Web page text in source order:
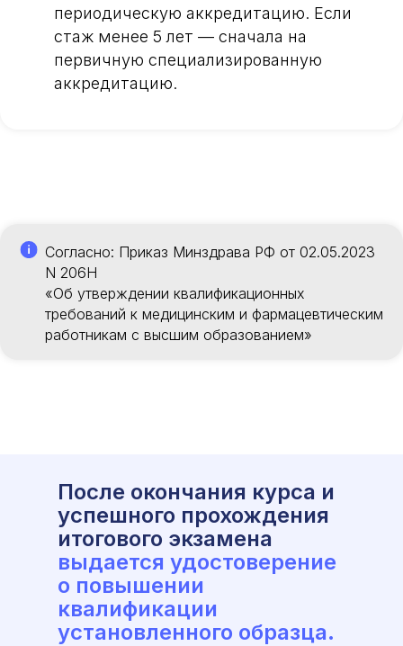
периодическую аккредитацию. Если
стаж менее 5 лет — сначала на
первичную специализированную
аккредитацию.
Согласно: Приказ Минздрава РФ от 02.05.2023
N 206Н
«Об утверждении квалификационных
требований к медицинским и фармацевтическим
работникам с высшим образованием»
После окончания курса и
успешного прохождения
итогового экзамена
выдается удостоверение
о повышении
квалификации
установленного образца.